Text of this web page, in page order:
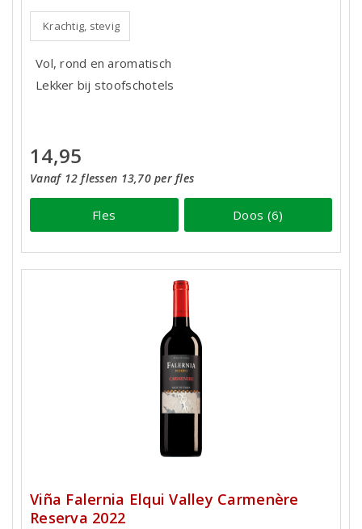
Krachtig, stevig
Vol, rond en aromatisch
Lekker bij stoofschotels
14,95
Vanaf 12 flessen 13,70 per fles
Fles Doos (6)
Viña Falernia Elqui Valley Carmenère
Reserva 2022